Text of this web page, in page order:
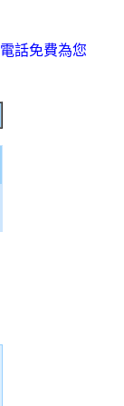
話免費為您